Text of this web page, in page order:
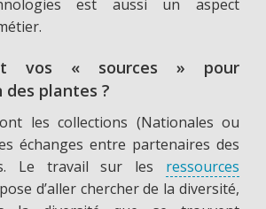
est aussi un aspect
vos « sources » pour
des plantes ?
les collections (Nationales ou
échanges entre partenaires des
Le travail sur les ressources
d’aller chercher de la diversité,